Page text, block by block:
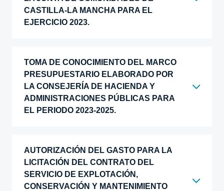
CASTILLA-LA MANCHA PARA EL
EJERCICIO 2023.
TOMA DE CONOCIMIENTO DEL MARCO
PRESUPUESTARIO ELABORADO POR
LA CONSEJERÍA DE HACIENDA Y
ADMINISTRACIONES PÚBLICAS PARA
EL PERIODO 2023-2025.
AUTORIZACIÓN DEL GASTO PARA LA
LICITACIÓN DEL CONTRATO DEL
SERVICIO DE EXPLOTACIÓN,
CONSERVACIÓN Y MANTENIMIENTO